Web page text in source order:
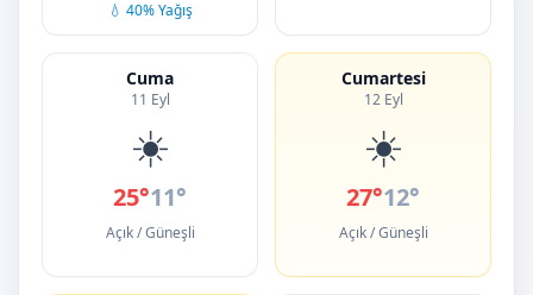
💧 40% Yağış
Cuma
11 Eyl
☀️
25°11°
Açık / Güneşli
Cumartesi
12 Eyl
☀️
27°12°
Açık / Güneşli